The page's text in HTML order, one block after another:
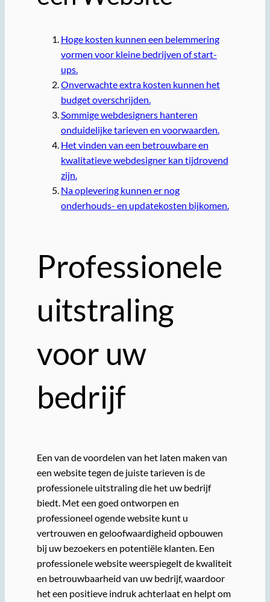
Hoge kosten kunnen een belemmering
vormen voor kleine bedrijven of start-
ups.
Onverwachte extra kosten kunnen het
budget overschrijden.
Sommige webdesigners hanteren
onduidelijke tarieven en voorwaarden.
Het vinden van een betrouwbare en
kwalitatieve webdesigner kan tijdrovend
zijn.
Na oplevering kunnen er nog
onderhouds- en updatekosten bijkomen.
Professionele
uitstraling
voor uw
bedrijf
Een van de voordelen van het laten maken van
een website tegen de juiste tarieven is de
professionele uitstraling die het uw bedrijf
biedt. Met een goed ontworpen en
professioneel ogende website kunt u
vertrouwen en geloofwaardigheid opbouwen
bij uw bezoekers en potentiële klanten. Een
professionele website weerspiegelt de kwaliteit
en betrouwbaarheid van uw bedrijf, waardoor
het een positieve indruk achterlaat en helpt om